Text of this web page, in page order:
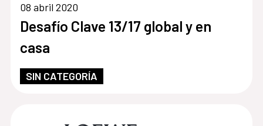
08 abril 2020
Desafío Clave 13/17 global y en
casa
SIN CATEGORÍA